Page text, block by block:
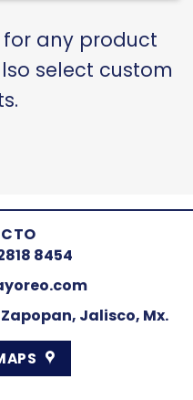
for any product
select custom
8454
Jalisco, Mx.